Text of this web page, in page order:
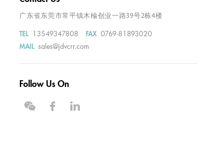
广东省东莞市常平镇木棆创业一路39号2栋4楼
TEL 13549347808 FAX 0769-81893020
MAIL sales@jdvcrr.com
Follow Us On